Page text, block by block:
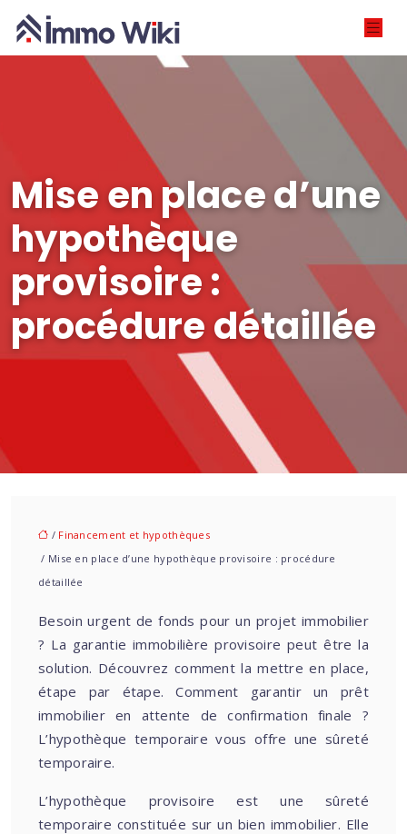
Mise en place d’une
hypothèque
provisoire :
procédure détaillée
/ Financement et hypothèques
/ Mise en place d’une hypothèque provisoire : procédure
détaillée
Besoin urgent de fonds pour un projet immobilier
? La garantie immobilière provisoire peut être la
solution. Découvrez comment la mettre en place,
étape par étape. Comment garantir un prêt
immobilier en attente de confirmation finale ?
L’hypothèque temporaire vous offre une sûreté
temporaire.
L’hypothèque provisoire est une sûreté
temporaire constituée sur un bien immobilier. Elle